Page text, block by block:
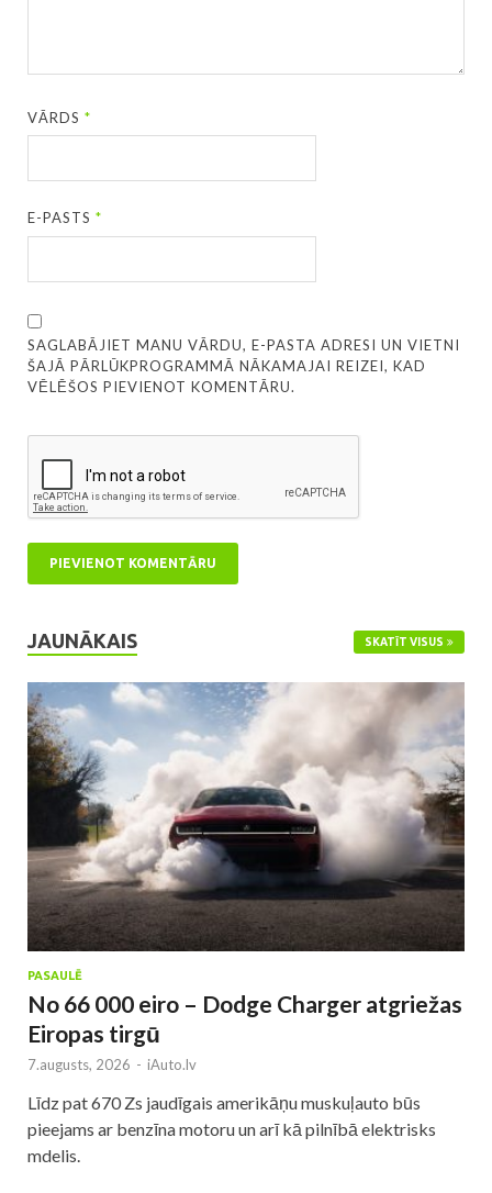
VĀRDS*
E-PASTS*
SAGLABĀJIET MANU VĀRDU, E-PASTA ADRESI UN VIETNI
ŠAJĀ PĀRLŪKPROGRAMMĀ NĀKAMAJAI REIZEI, KAD
VĒLĒŠOS PIEVIENOT KOMENTĀRU.
JAUNĀKAIS SKATĪT VISUS
PASAULĒ
No 66 000 eiro – Dodge Charger atgriežas
Eiropas tirgū
7.augusts, 2026 - iAuto.lv
Līdz pat 670 Zs jaudīgais amerikāņu muskuļauto būs
pieejams ar benzīna motoru un arī kā pilnībā elektrisks
mdelis.